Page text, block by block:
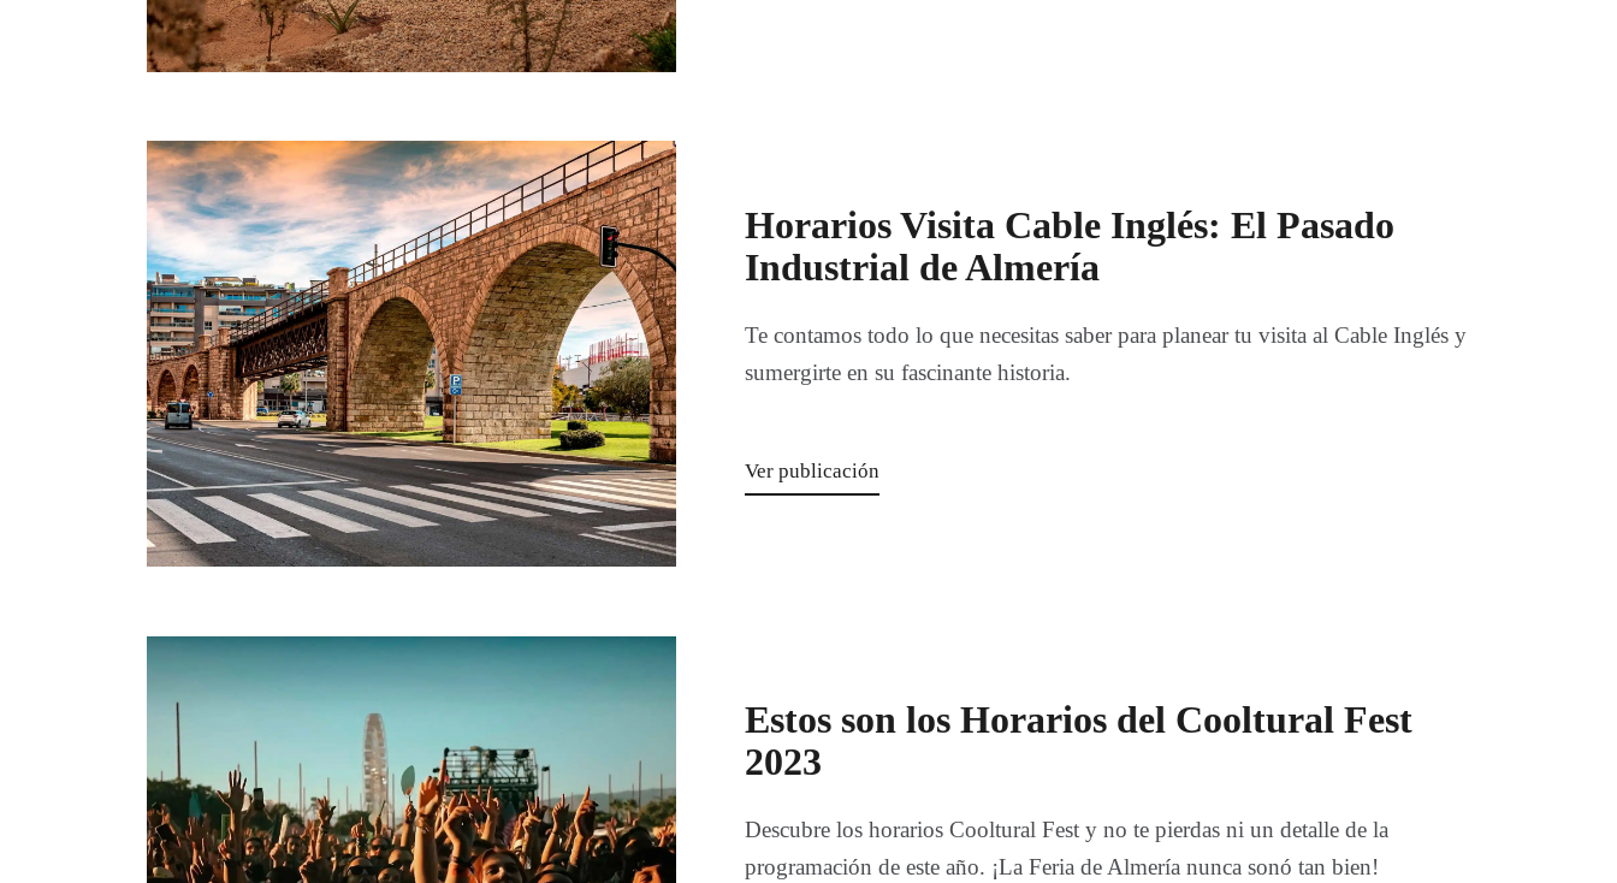
Horarios Visita Cable Inglés: El Pasado
Industrial de Almería
Te contamos todo lo que necesitas saber para planear tu visita al Cable Inglés y
sumergirte en su fascinante historia.
Ver publicación
Estos son los Horarios del Cooltural Fest
2023
Descubre los horarios Cooltural Fest y no te pierdas ni un detalle de la
programación de este año. ¡La Feria de Almería nunca sonó tan bien!